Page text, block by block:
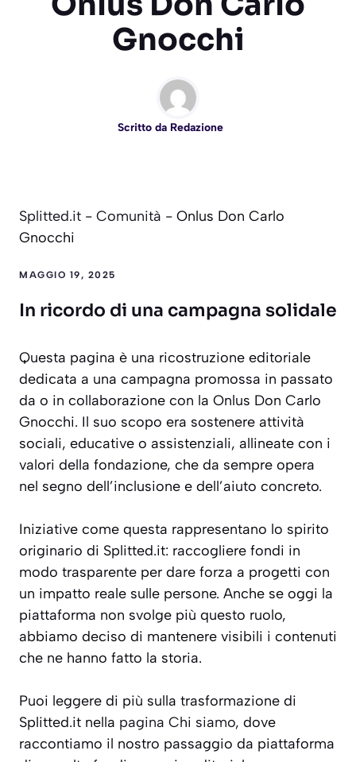
Gnocchi
Scritto da Redazione
Splitted.it - Comunità - Onlus Don Carlo
Gnocchi
MAGGIO 19, 2025
In ricordo di una campagna solidale
Questa pagina è una ricostruzione editoriale
dedicata a una campagna promossa in passato
da o in collaborazione con la Onlus Don Carlo
Gnocchi. Il suo scopo era sostenere attività
sociali, educative o assistenziali, allineate con i
valori della fondazione, che da sempre opera
nel segno dell’inclusione e dell’aiuto concreto.
Iniziative come questa rappresentano lo spirito
originario di Splitted.it: raccogliere fondi in
modo trasparente per dare forza a progetti con
un impatto reale sulle persone. Anche se oggi la
piattaforma non svolge più questo ruolo,
abbiamo deciso di mantenere visibili i contenuti
che ne hanno fatto la storia.
Puoi leggere di più sulla trasformazione di
Splitted.it nella pagina Chi siamo, dove
raccontiamo il nostro passaggio da piattaforma